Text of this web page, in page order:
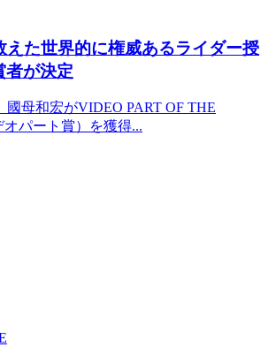
えた世界的に権威あるライダー授
者が決定
國母和宏がVIDEO PART OF THE
パート賞）を獲得...